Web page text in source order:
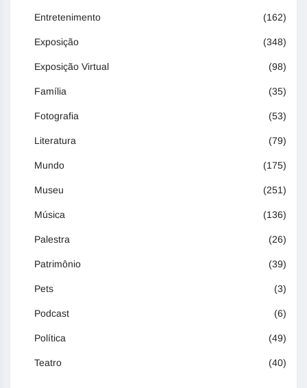
Entretenimento (162)
Exposição (348)
Exposição Virtual (98)
Família (35)
Fotografia (53)
Literatura (79)
Mundo (175)
Museu (251)
Música (136)
Palestra (26)
Patrimônio (39)
Pets (3)
Podcast (6)
Política (49)
Teatro (40)